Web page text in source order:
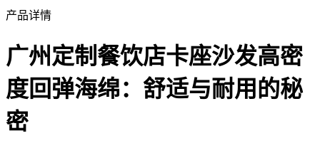
产品详情
广州定制餐饮店卡座沙发高密
度回弹海绵：舒适与耐用的秘
密